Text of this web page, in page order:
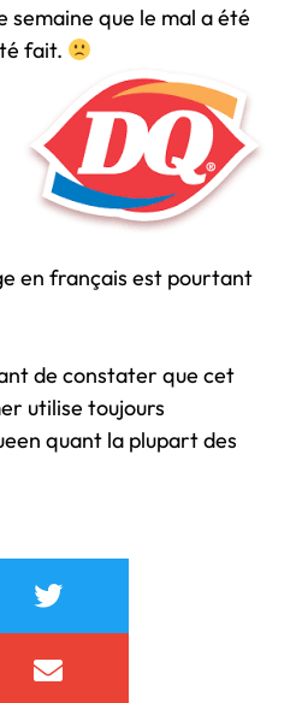
semaine que le mal a été
fait.
en français est pourtant
de constater que cet
utilise toujours
quant la plupart des